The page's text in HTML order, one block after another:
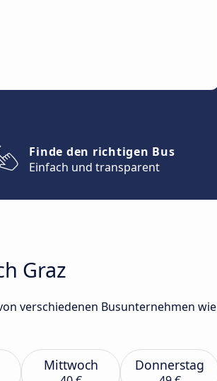
Finde den richtigen Bus
Einfach und transparent
Graz
verschiedenen Busunternehmen wie
Mittwoch Donnerstag